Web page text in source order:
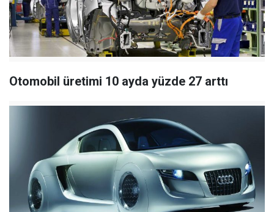
Otomobil üretimi 10 ayda yüzde 27 arttı